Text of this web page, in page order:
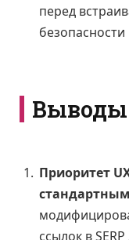
перед
Выводы
Приоритет
ссылок в